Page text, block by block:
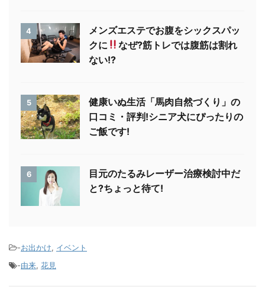
4
メンズエステでお腹をシックスパッ
クに
なぜ?筋トレでは腹筋は割れ
ない!?
5
健康いぬ生活「馬肉自然づくり」の
口コミ・評判!シニア犬にぴったりの
ご飯です!
6
目元のたるみレーザー治療検討中だ
と?ちょっと待て!
-お出かけ, イベント
-由来, 花見